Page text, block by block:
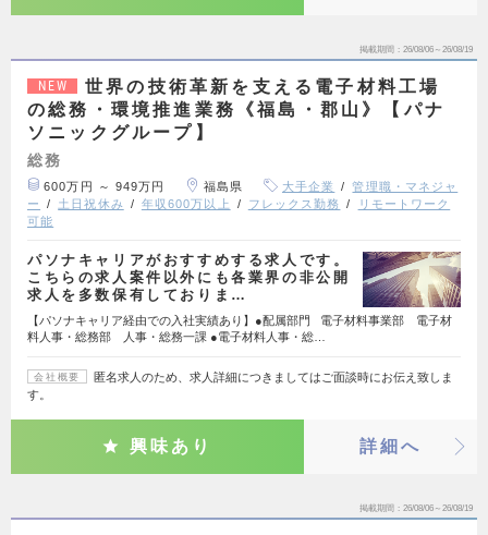
掲載期間 26/08/06～26/08/19
NEW
世界の技術革新を支える電子材料工場
の総務・環境推進業務《福島・郡山》【パナ
ソニックグループ】
総務
600万円 ～ 949万円 福島県 大手企業
管理職・マネジャ
ー
土日祝休み 年収600万以上 フレックス勤務
リモートワーク
可能
パソナキャリアがおすすめする求人です。
こちらの求人案件以外にも各業界の非公開
求人を多数保有しておりま…
【パソナキャリア経由での入社実績あり】●配属部門 電子材料事業部 電子材
料人事・総務部 人事・総務一課 ●電子材料人事・総…
会社概要
匿名求人のため、求人詳細につきましてはご面談時にお伝え致しま
す。
興味あり 詳細へ
掲載期間 26/08/06～26/08/19